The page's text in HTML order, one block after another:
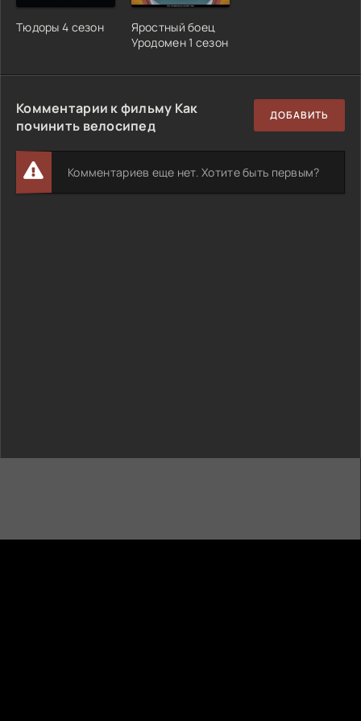
Тюдоры 4 сезон
Яростный боец
Уродомен 1 сезон
Комментарии к фильму Как
починить велосипед
ДОБАВИТЬ
Комментариев еще нет. Хотите быть первым?